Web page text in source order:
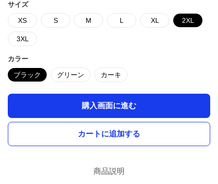
サイズ
XS S M L XL 2XL
3XL
カラー
ブラック グリーン カーキ
購入画面に進む
カートに追加する
商品説明